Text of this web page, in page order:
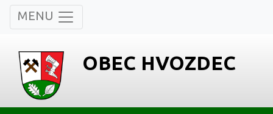
MENU
OBEC HVOZDEC